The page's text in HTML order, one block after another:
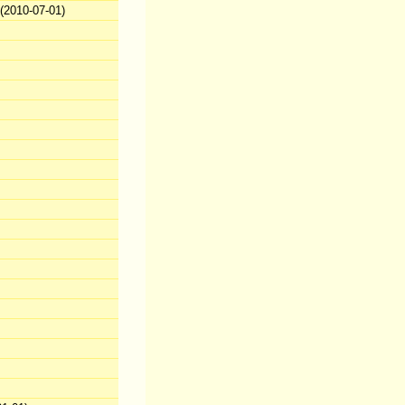
(2010-07-01)